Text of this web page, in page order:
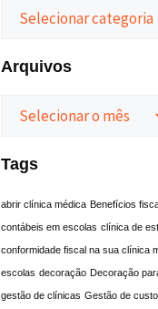
Arquivos
Tags
abrir clínica médica Benefícios
contábeis em escolas clínica de
conformidade fiscal na sua clínica
escolas decoração Decoração
gestão de clínicas Gestão de